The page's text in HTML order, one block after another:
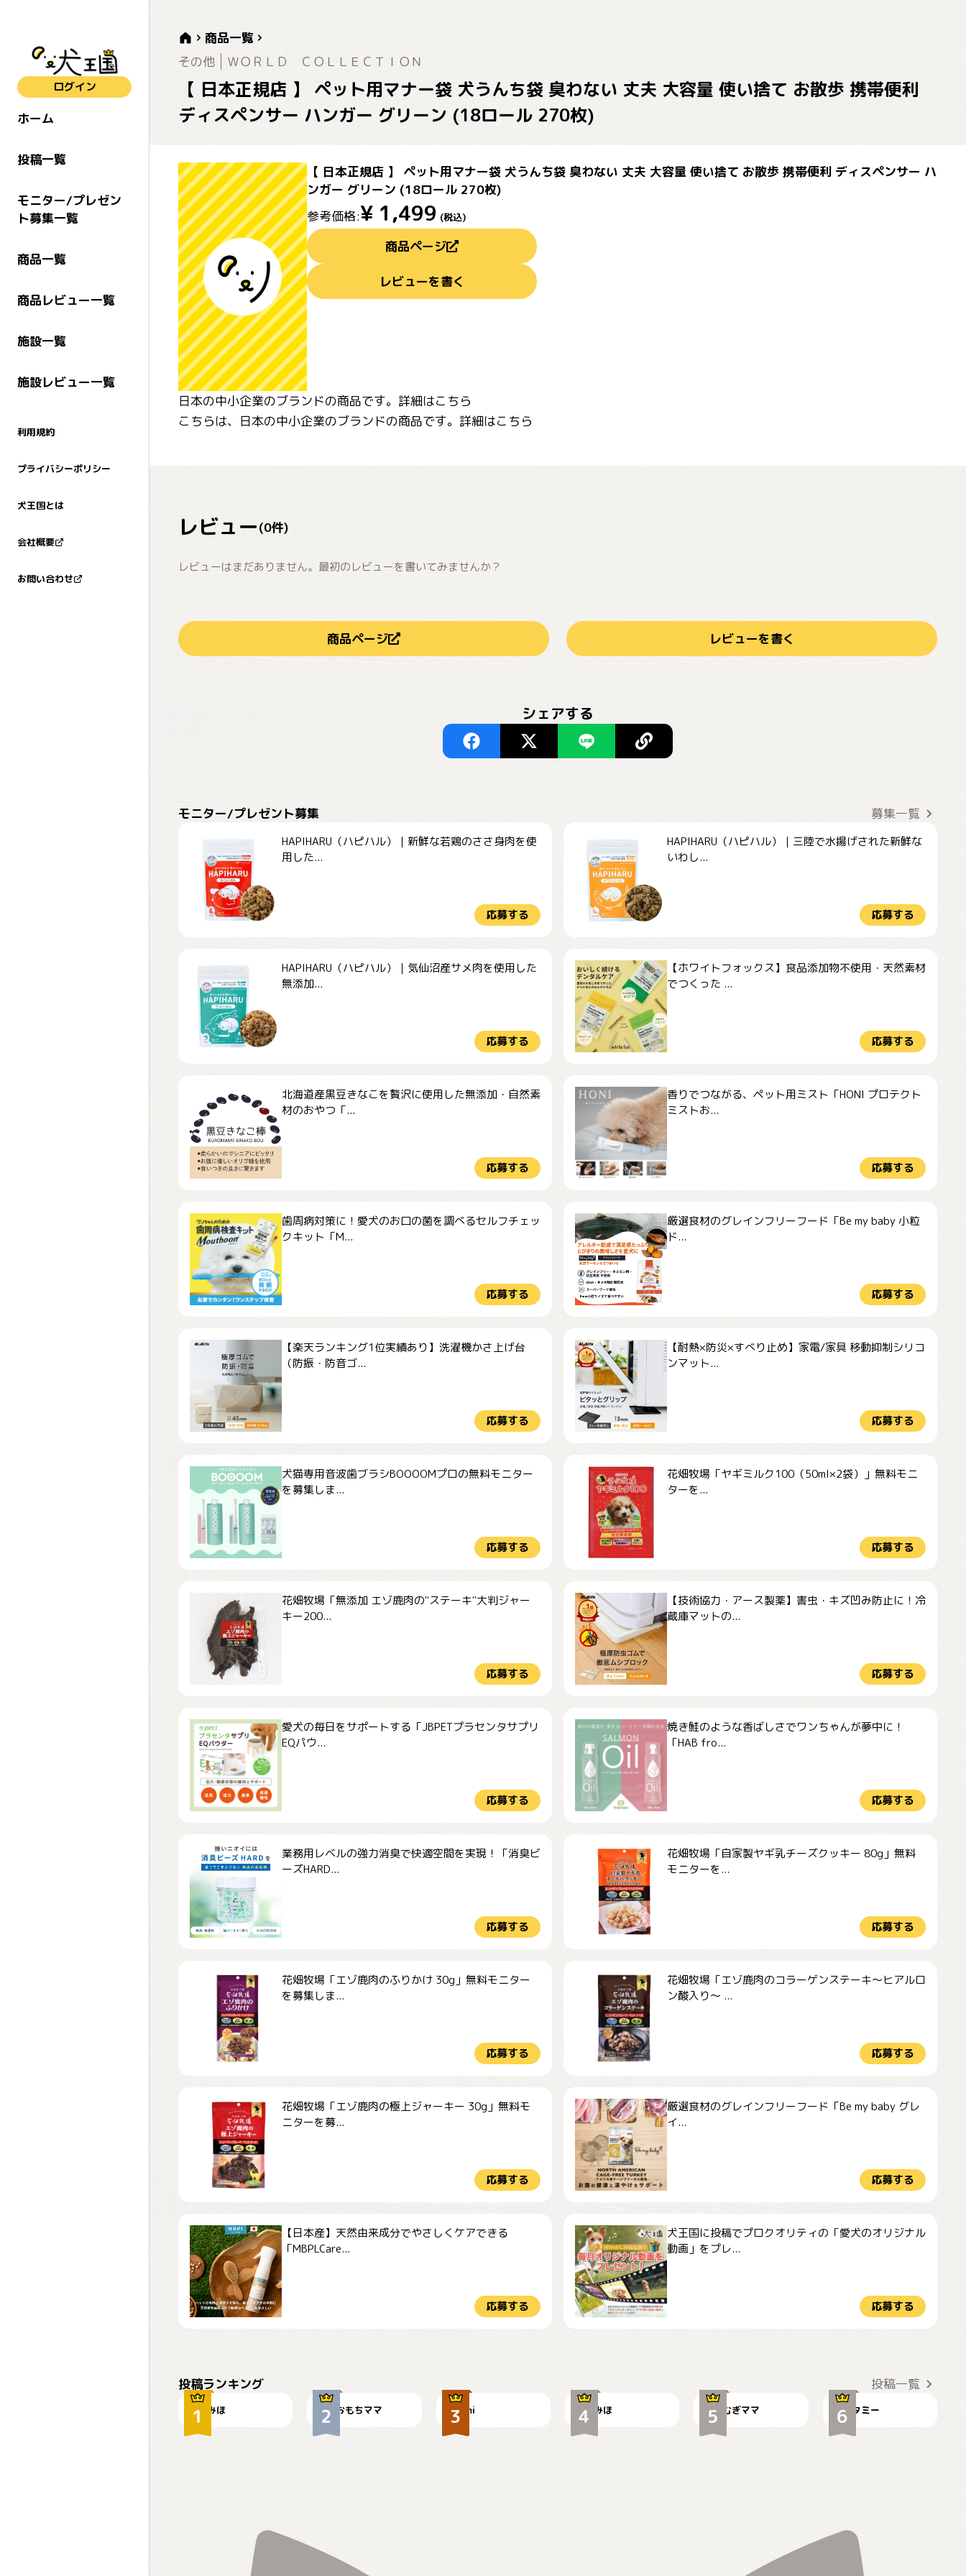
ログイン
ホーム
投稿一覧
モニター/プレゼン
ト募集一覧
商品一覧
商品レビュー一覧
施設一覧
施設レビュー一覧
利用規約
プライバシーポリシー
犬王国とは
会社概要
お問い合わせ
商品一覧
その他
ＷＯＲＬＤ ＣＯＬＬＥＣＴＩＯＮ
【 日本正規店 】 ペット用マナー袋 犬うんち袋 臭わない 丈夫 大容量 使い捨て お散歩 携帯便利
ディスペンサー ハンガー グリーン (18ロール 270枚)
【 日本正規店 】 ペット用マナー袋 犬うんち袋 臭わない 丈夫 大容量 使い捨て お散歩 携帯便利 ディスペンサー ハ
ンガー グリーン (18ロール 270枚)
参考価格:¥ 1,499 (税込)
商品ページ
レビューを書く
日本の中小企業のブランドの商品です。詳細はこちら
こちらは、日本の中小企業のブランドの商品です。詳細はこちら
レビュー(0件)
レビューはまだありません。最初のレビューを書いてみませんか？
商品ページ レビューを書く
シェアする
モニター/プレゼント募集 募集一覧
HAPIHARU（ハピハル）｜新鮮な若鶏のささ身肉を使
用した...
応募する
HAPIHARU（ハピハル）｜三陸で水揚げされた新鮮な
いわし...
応募する
HAPIHARU（ハピハル）｜気仙沼産サメ肉を使用した
無添加...
応募する
【ホワイトフォックス】食品添加物不使用・天然素材
でつくった ...
応募する
北海道産黒豆きなこを贅沢に使用した無添加・自然素
材のおやつ「...
応募する
香りでつながる、ペット用ミスト「HONI プロテクト
ミストお...
応募する
歯周病対策に！愛犬のお口の菌を調べるセルフチェッ
クキット「M...
応募する
厳選食材のグレインフリーフード「Be my baby 小粒
ド...
応募する
【楽天ランキング1位実績あり】洗濯機かさ上げ台
（防振・防音ゴ...
応募する
【耐熱×防災×すべり止め】家電/家具 移動抑制シリコ
ンマット...
応募する
犬猫専用音波歯ブラシBOOOOMプロの無料モニター
を募集しま...
応募する
花畑牧場「ヤギミルク100（50ml×2袋）」無料モニ
ターを...
応募する
花畑牧場「無添加 エゾ鹿肉の"ステーキ"大判ジャー
キー200...
応募する
【技術協力・アース製薬】害虫・キズ凹み防止に！冷
蔵庫マットの...
応募する
愛犬の毎日をサポートする「JBPETプラセンタサプリ
EQパウ...
応募する
焼き鮭のような香ばしさでワンちゃんが夢中に！
「HAB fro...
応募する
業務用レベルの強力消臭で快適空間を実現！「消臭ビ
ーズHARD...
応募する
花畑牧場「自家製ヤギ乳チーズクッキー 80g」無料
モニターを...
応募する
花畑牧場「エゾ鹿肉のふりかけ 30g」無料モニター
を募集しま...
応募する
花畑牧場「エゾ鹿肉のコラーゲンステーキ～ヒアルロ
ン酸入り～ ...
応募する
花畑牧場「エゾ鹿肉の極上ジャーキー 30g」無料モ
ニターを募...
応募する
厳選食材のグレインフリーフード「Be my baby グレ
イ...
応募する
【日本産】天然由来成分でやさしくケアできる
「MBPLCare...
応募する
犬王国に投稿でプロクオリティの「愛犬のオリジナル
動画」をプレ...
応募する
投稿ランキング 投稿一覧
みほ おもちママ mi みほ むぎママ タミー